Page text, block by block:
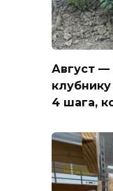
Август —
4 шага,